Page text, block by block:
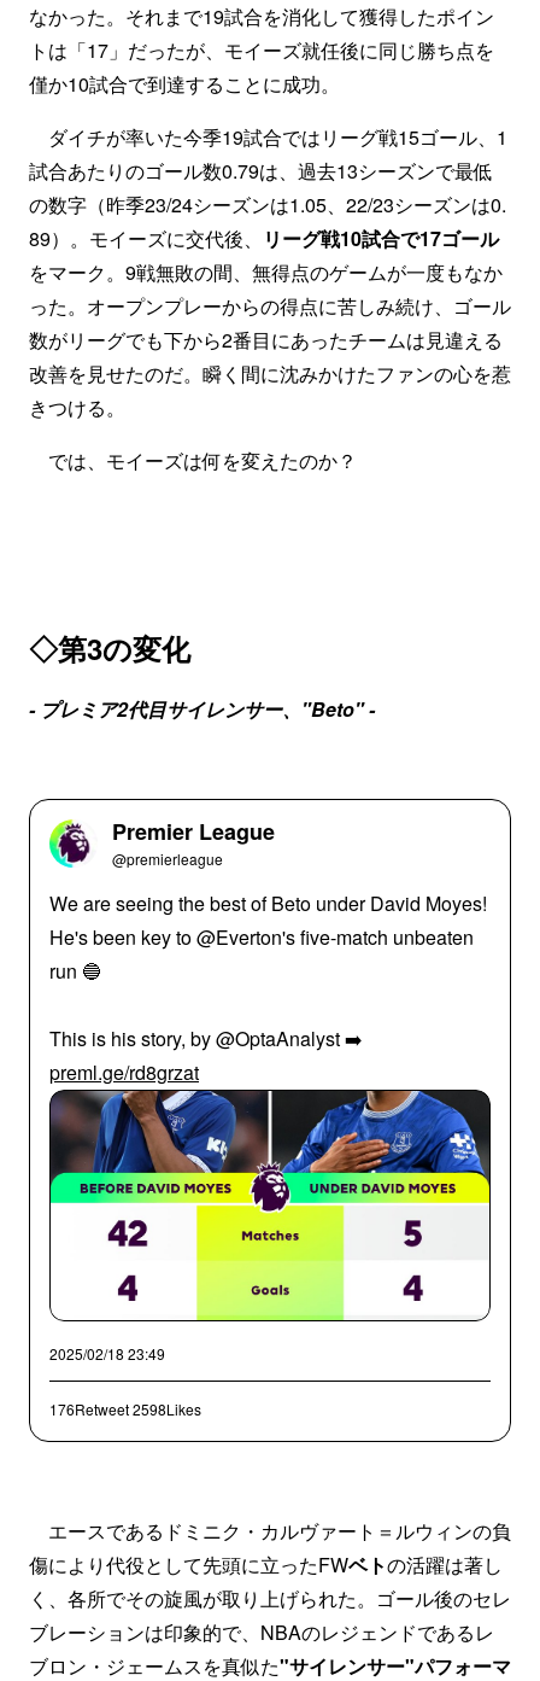
なかった。それまで19試合を消化して獲得したポイン
トは「17」だったが、モイーズ就任後に同じ勝ち点を
僅か10試合で到達することに成功。
ダイチが率いた今季19試合ではリーグ戦15ゴール、1
試合あたりのゴール数0.79は、過去13シーズンで最低
の数字（昨季23/24シーズンは1.05、22/23シーズンは0.
89）。モイーズに交代後、
リーグ戦10試合で17ゴール
をマーク。9戦無敗の間、無得点のゲームが一度もなか
った。オープンプレーからの得点に苦しみ続け、ゴール
数がリーグでも下から2番目にあったチームは見違える
改善を見せたのだ。瞬く間に沈みかけたファンの心を惹
きつける。
では、モイーズは何を変えたのか？
◇第3の変化
- プレミア2代目サイレンサー、"Beto" -
Premier League
@premierleague
We are seeing the best of Beto under David Moyes!
He's been key to @Everton's five-match unbeaten
run 🔵
This is his story, by @OptaAnalyst ➡️
preml.ge/rd8grzat
2025/02/18 23:49
176Retweet2598Likes
エースであるドミニク・カルヴァート＝ルウィンの負
傷により代役として先頭に立ったFWベトの活躍は著し
く、各所でその旋風が取り上げられた。ゴール後のセレ
ブレーションは印象的で、NBAのレジェンドであるレ
ブロン・ジェームスを真似た"サイレンサー"パフォーマ